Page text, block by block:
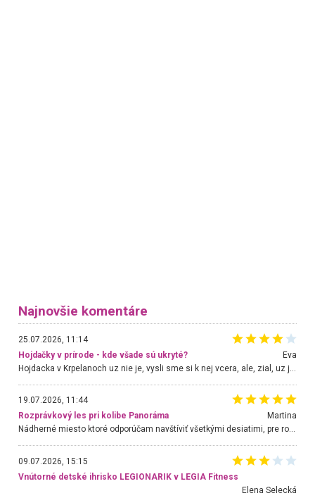
Najnovšie komentáre
25.07.2026, 11:14
Hojdačky v prírode - kde všade sú ukryté?
Eva
19.07.2026, 11:44
Rozprávkový les pri kolibe Panoráma
Martina
Nádherné miesto ktoré odporúčam navštíviť všetkými desiatimi, pre rodiny s deťmi, dôchodcom... Proste a jednoducho ozaj rozprávkový les.. určite ešte prídeme. Odniesli sme si na pamiatku krásne tričká,
09.07.2026, 15:15
Vnútorné detské ihrisko LEGIONARIK v LEGIA Fitness
Elena Selecká